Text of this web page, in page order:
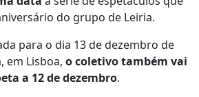
do grupo de Leiria.
para o dia 13 de dezembro de
em Lisboa, o coletivo também vai
a 12 de dezembro.